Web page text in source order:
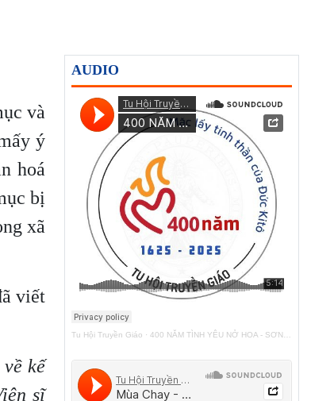
và
ý
hoá
bị
xã
viết
kế
sĩ
AUDIO
Tu Hội Truyền Giáo · 400 NĂM TÌNH YÊU NỞ HOA - SƠN TÚI ĐỎ